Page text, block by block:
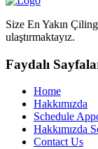
Size En Yakın
ulaştırmaktayız.
Faydalı
Home
Hakkımızda
Schedule
Hakkımızda
Contact Us